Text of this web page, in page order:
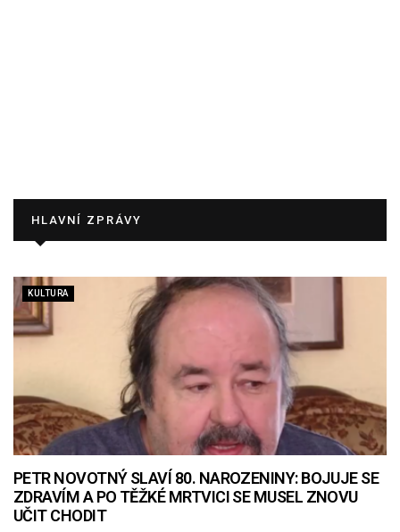
HLAVNÍ ZPRÁVY
KULTURA
PETR NOVOTNÝ SLAVÍ 80. NAROZENINY: BOJUJE SE
ZDRAVÍM A PO TĚŽKÉ MRTVICI SE MUSEL ZNOVU
UČIT CHODIT